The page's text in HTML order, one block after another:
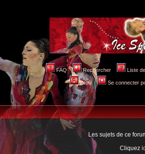
FAQ Rechercher Liste
Profil Se connecter
Les sujets de ce
Cliquez